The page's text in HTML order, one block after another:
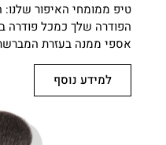
טיפ ממומחי האיפור
הפודרה שלך כמכל פודרה
אספי ממנה בעזרת
למידע נוסף